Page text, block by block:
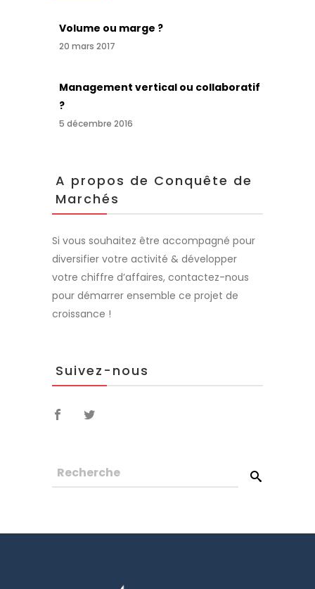
Volume ou marge ?
20 mars 2017
Management vertical ou collaboratif
?
5 décembre 2016
A propos de Conquête de
Marchés
Si vous souhaitez être accompagné pour
diversifier votre activité & développer
votre chiffre d’affaires, contactez-nous
pour démarrer ensemble ce projet de
croissance !
Suivez-nous